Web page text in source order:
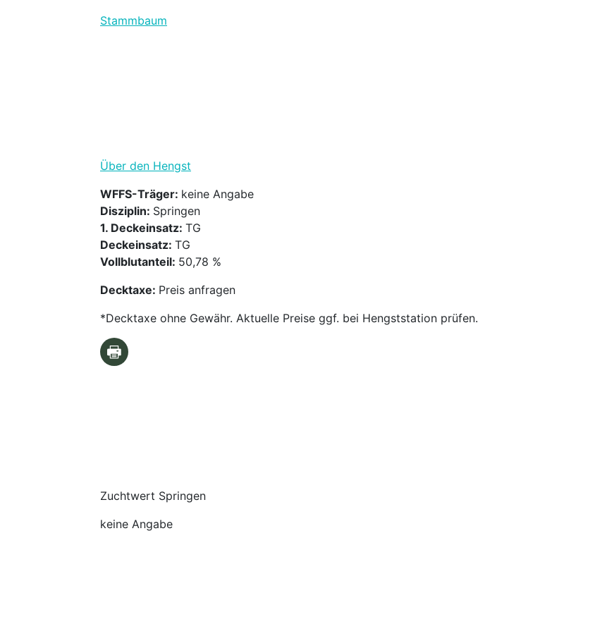
Stammbaum
Über den Hengst
WFFS-Träger: keine Angabe
Disziplin: Springen
1. Deckeinsatz: TG
Deckeinsatz: TG
Vollblutanteil: 50,78 %
Decktaxe: Preis anfragen
*Decktaxe ohne Gewähr. Aktuelle Preise ggf. bei Hengststation prüfen.
Zuchtwert Springen
keine Angabe